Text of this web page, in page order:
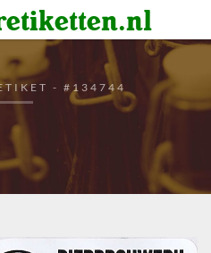
- #134744